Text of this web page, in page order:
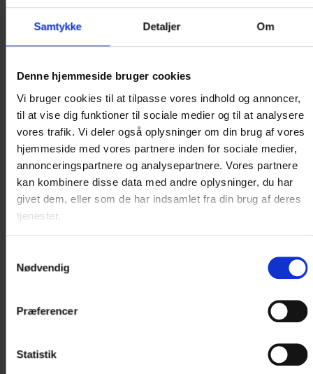
Samtykke Detaljer Om
Denne hjemmeside bruger cookies
Vi bruger cookies til at tilpasse vores indhold og annoncer,
til at vise dig funktioner til sociale medier og til at analysere
vores trafik. Vi deler også oplysninger om din brug af vores
hjemmeside med vores partnere inden for sociale medier,
annonceringspartnere og analysepartnere. Vores partnere
kan kombinere disse data med andre oplysninger, du har
givet dem, eller som de har indsamlet fra din brug af deres
tjenester.
Nødvendig
Præferencer
Statistik
ONLINE BOOKING
PÅ DEN VALGTE
DATO
Det er ikke muligt at booke online på
nuværende tidspunkt.
Kontakt os for booking og nærmere
information på +45 8632 2500